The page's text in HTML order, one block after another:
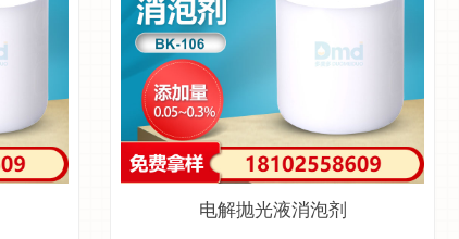
电解抛光液消泡剂